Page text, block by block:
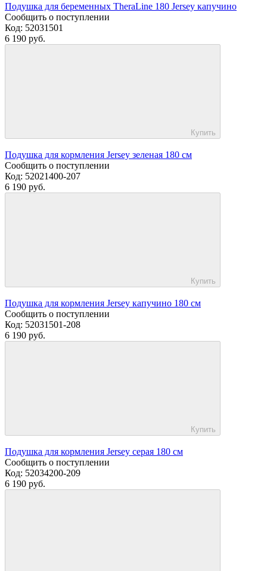
Подушка для беременных TheraLine 180 Jersey капучино
Сообщить о поступлении
Код: 52031501
6 190 руб.
Купить
Подушка для кормления Jersey зеленая 180 см
Сообщить о поступлении
Код: 52021400-207
6 190 руб.
Купить
Подушка для кормления Jersey капучино 180 см
Сообщить о поступлении
Код: 52031501-208
6 190 руб.
Купить
Подушка для кормления Jersey серая 180 см
Сообщить о поступлении
Код: 52034200-209
6 190 руб.